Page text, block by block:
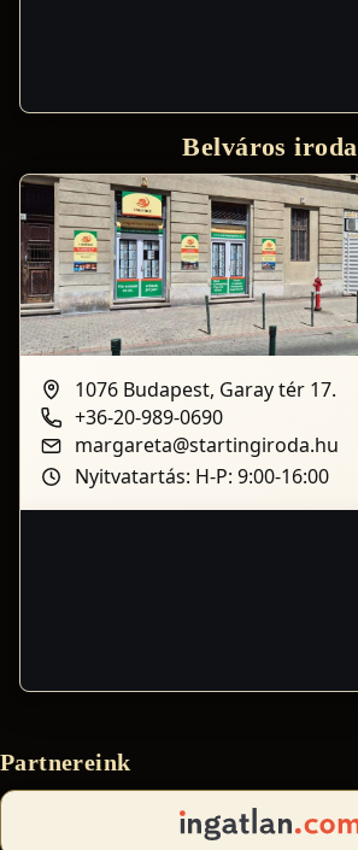
Belváros iroda
1076 Budapest, Garay tér 17.
+36-20-989-0690
margareta@startingiroda.hu
Nyitvatartás: H-P: 9:00-16:00
Partnereink